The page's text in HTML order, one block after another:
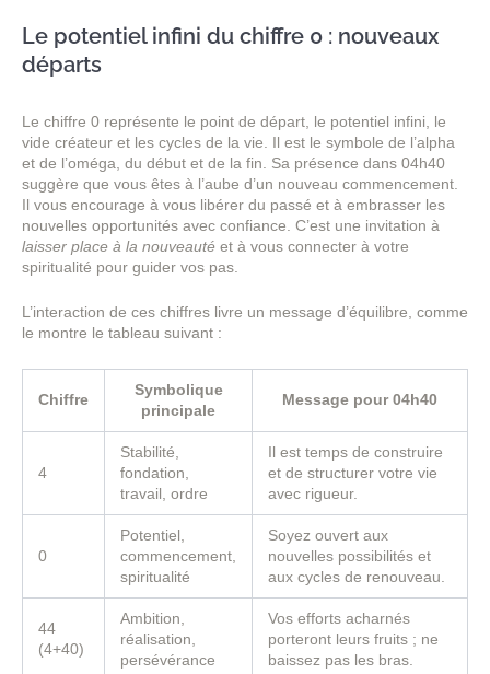
Le potentiel infini du chiffre 0 : nouveaux
départs
Le chiffre 0 représente le point de départ, le potentiel infini, le
vide créateur et les cycles de la vie. Il est le symbole de l’alpha
et de l’oméga, du début et de la fin. Sa présence dans 04h40
suggère que vous êtes à l’aube d’un nouveau commencement.
Il vous encourage à vous libérer du passé et à embrasser les
nouvelles opportunités avec confiance. C’est une invitation à
laisser place à la nouveauté et à vous connecter à votre
spiritualité pour guider vos pas.
L’interaction de ces chiffres livre un message d’équilibre, comme
le montre le tableau suivant :
Chiffre
Symbolique
principale
Message pour 04h40
4
Stabilité,
fondation,
travail, ordre
Il est temps de construire
et de structurer votre vie
avec rigueur.
0
Potentiel,
commencement,
spiritualité
Soyez ouvert aux
nouvelles possibilités et
aux cycles de renouveau.
44
(4+40)
Ambition,
réalisation,
persévérance
Vos efforts acharnés
porteront leurs fruits ; ne
baissez pas les bras.